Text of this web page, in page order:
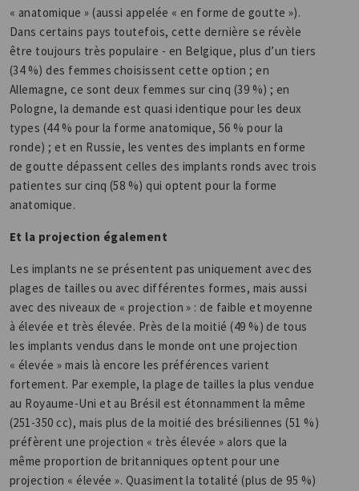
« anatomique » (aussi appelée « en forme de goutte »).
Dans certains pays toutefois, cette dernière se révèle
être toujours très populaire - en Belgique, plus d’un tiers
(34 %) des femmes choisissent cette option ; en
Allemagne, ce sont deux femmes sur cinq (39 %) ; en
Pologne, la demande est quasi identique pour les deux
types (44 % pour la forme anatomique, 56 % pour la
ronde) ; et en Russie, les ventes des implants en forme
de goutte dépassent celles des implants ronds avec trois
patientes sur cinq (58 %) qui optent pour la forme
anatomique.
Et la projection également
Les implants ne se présentent pas uniquement avec des
plages de tailles ou avec différentes formes, mais aussi
avec des niveaux de « projection » : de faible et moyenne
à élevée et très élevée. Près de la moitié (49 %) de tous
les implants vendus dans le monde ont une projection
« élevée » mais là encore les préférences varient
fortement. Par exemple, la plage de tailles la plus vendue
au Royaume-Uni et au Brésil est étonnamment la même
(251-350 cc), mais plus de la moitié des brésiliennes (51 %)
préfèrent une projection « très élevée » alors que la
même proportion de britanniques optent pour une
projection « élevée ». Quasiment la totalité (plus de 95 %)